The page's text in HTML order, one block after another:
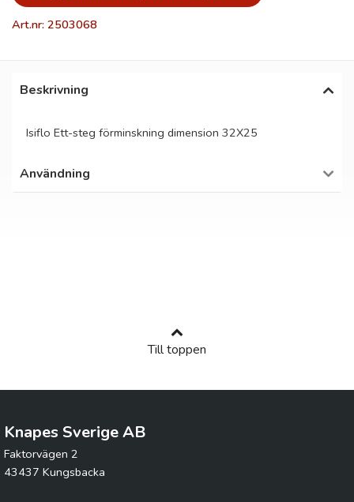
Art.nr: 2503068
Beskrivning
Isiflo Ett-steg förminskning dimension 32X25
Användning
Till toppen
Knapes Sverige AB
Faktorvägen 2
43437 Kungsbacka